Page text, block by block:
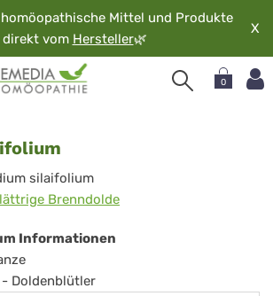
Mittel und Produkte
direkt vom Hersteller🌿
X
0
silaifolium
Brenndolde
Informationen
- Doldenblütler